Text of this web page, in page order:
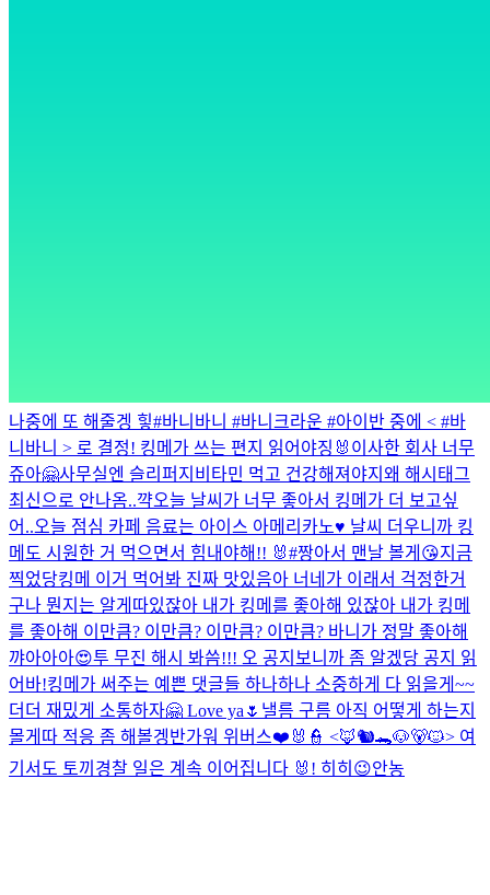
나중에 또 해줄겡 힣#바니바니 #바니크라운 #아이반 중에 < #바
니바니 > 로 결정! 킹메가 쓰는 편지 읽어야징🐰 이사한 회사 너무
쥬아🤗사무실엔 슬리퍼지 비타민 먹고 건강해져야지 왜 해시태그
최신으로 안나옴..꺅오늘 날씨가 너무 좋아서 킹메가 더 보고싶
어..오늘 점심 카페 음료는 아이스 아메리카노♥️ 날씨 더우니까 킹
메도 시원한 거 먹으면서 힘내야해!! 🐰#짱아서 맨날 볼게😘지금
찍었당킹메 이거 먹어봐 진짜 맛있음아 너네가 이래서 걱정한거
구나 뭔지는 알게따있잖아 내가 킹메를 좋아해 있잖아 내가 킹메
를 좋아해 이만큼? 이만큼? 이만큼? 이만큼? 바니가 정말 좋아해
꺄아아아😍투 무진 해시 봐씀!!! 오 공지보니까 좀 알겠당 공지 읽
어바!킹메가 써주는 예쁜 댓글들 하나하나 소중하게 다 읽을게~~
더더 재밌게 소통하자🤗 Love ya🌷 낼름 구름 아직 어떻게 하는지
몰게따 적응 좀 해볼겡반가워 위버스❤️ 🐰👮 <🦊🐿️🐊🐶🐻🐱> 여
기서도 토끼경찰 일은 계속 이어집니다 🐰! 히히 😉안농